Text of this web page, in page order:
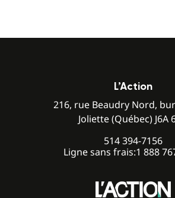
L’Action
216, rue Beaudry Nord,
Joliette (Québec) J6A
514 394-7156
Ligne sans frais:1 888